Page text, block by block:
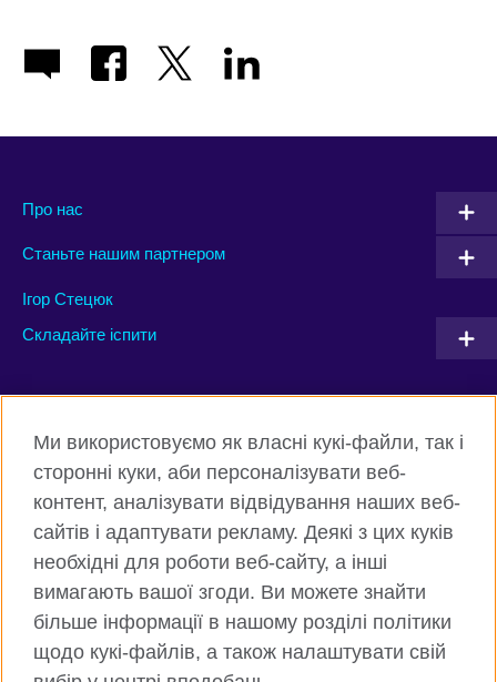
Про нас
Станьте нашим партнером
Ігор Стецюк
Складайте іспити
Connect with us
Facebook Twitter
Instagram Flickr
TikTok YouTube
Всесвітня Британська Рада
Ми використовуємо як власні кукі-файли, так і
сторонні куки, аби персоналізувати веб-
контент, аналізувати відвідування наших веб-
сайтів і адаптувати рекламу. Деякі з цих куків
необхідні для роботи веб-сайту, а інші
вимагають вашої згоди. Ви можете знайти
більше інформації в нашому розділі політики
щодо кукі-файлів, а також налаштувати свій